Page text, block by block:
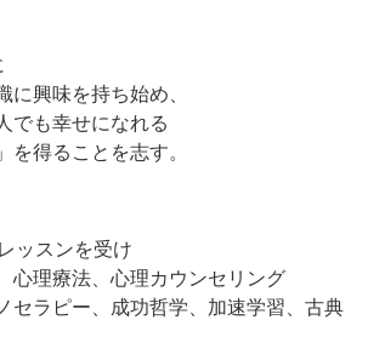
に興味を持ち始め、
でも幸せになれる
を得ることを志す。
ッスンを受け
心理療法、心理カウンセリング
セラピー、成功哲学、加速学習、古典